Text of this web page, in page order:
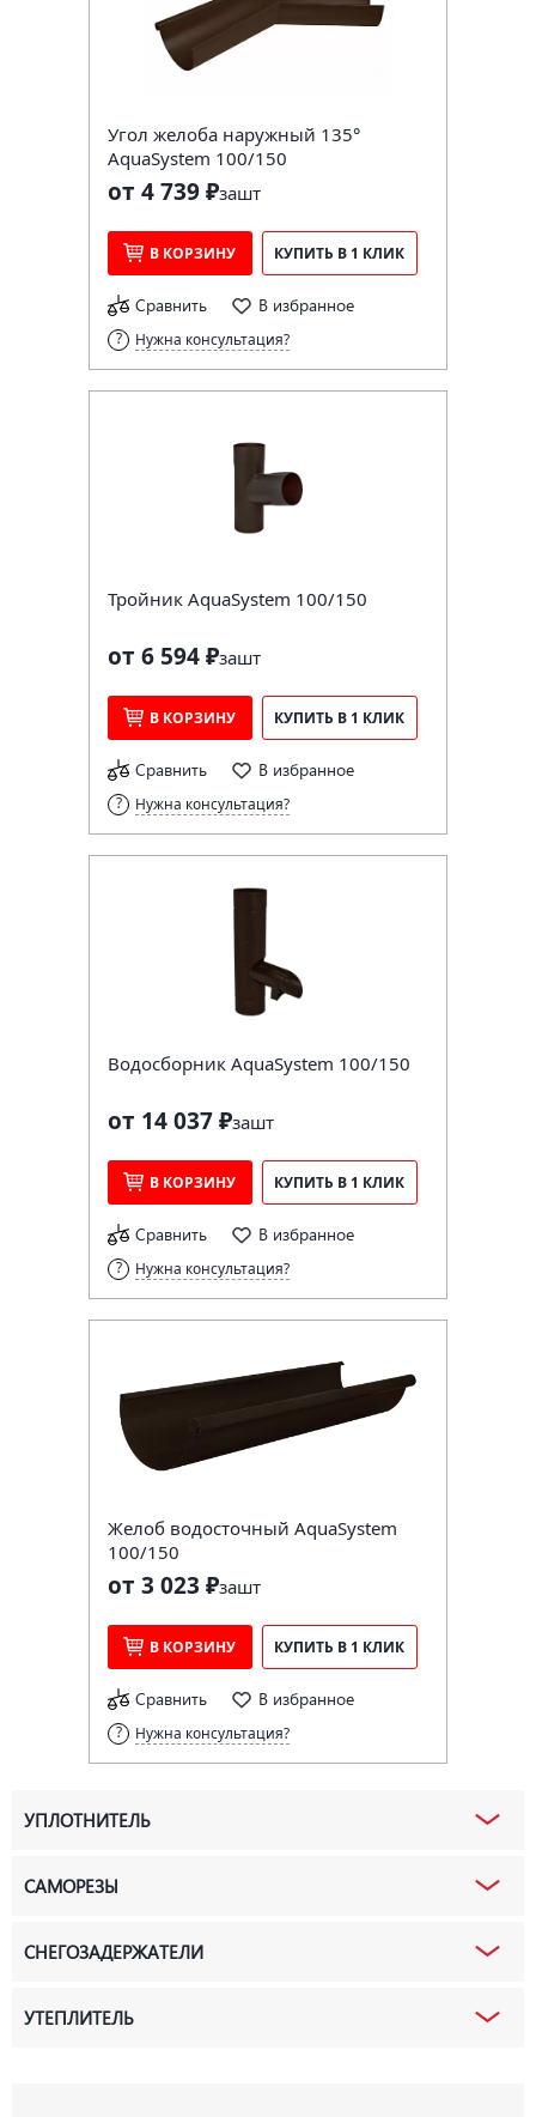
Угол желоба наружный 135°
AquaSystem 100/150
от 4 739 ₽зашт
В КОРЗИНУ КУПИТЬ В 1 КЛИК
Сравнить В избранное
Нужна консультация?
Тройник AquaSystem 100/150
от 6 594 ₽зашт
В КОРЗИНУ КУПИТЬ В 1 КЛИК
Сравнить В избранное
Нужна консультация?
Водосборник AquaSystem 100/150
от 14 037 ₽зашт
В КОРЗИНУ КУПИТЬ В 1 КЛИК
Сравнить В избранное
Нужна консультация?
Желоб водосточный AquaSystem
100/150
от 3 023 ₽зашт
В КОРЗИНУ КУПИТЬ В 1 КЛИК
Сравнить В избранное
Нужна консультация?
УПЛОТНИТЕЛЬ
САМОРЕЗЫ
СНЕГОЗАДЕРЖАТЕЛИ
УТЕПЛИТЕЛЬ